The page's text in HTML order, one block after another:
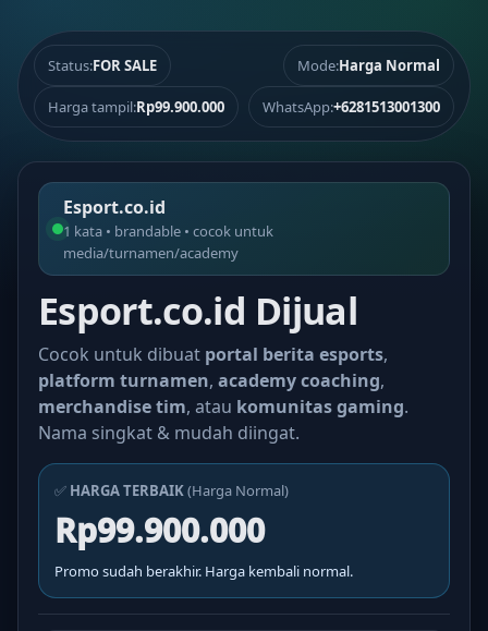
Status:FOR SALE Mode:Harga Normal
Harga tampil:Rp99.900.000 WhatsApp:+6281513001300
Esport.co.id
1 kata • brandable • cocok untuk
media/turnamen/academy
Esport.co.id Dijual
Cocok untuk dibuat portal berita esports,
platform turnamen, academy coaching,
merchandise tim, atau komunitas gaming.
Nama singkat & mudah diingat.
✅ HARGA TERBAIK(Harga Normal)
Rp99.900.000
Promo sudah berakhir. Harga kembali normal.